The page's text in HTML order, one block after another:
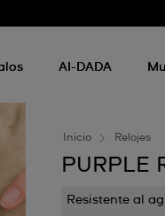
AI-DADA
Inicio Relojes
PURPLE
Resistente al